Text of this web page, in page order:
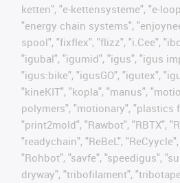
ketten", "e-kettensysteme", "e-
"energy chain systems",
spool", "fixflex", "flizz", "i.Cee",
"igubal", "igumid", "igus", "igus
"igus:bike", "igusGO", "igutex",
"kineKIT", "kopla", "manus",
polymers", "motionary", "plastics
"print2mold", "Rawbot", "RBTX",
"readychain", "ReBeL",
"Rohbot", "savfe", "speedigus",
dryway", "tribofilament",